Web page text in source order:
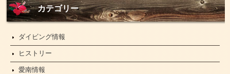
ー
カテゴリー
ダイビング情報
ヒストリー
愛南情報